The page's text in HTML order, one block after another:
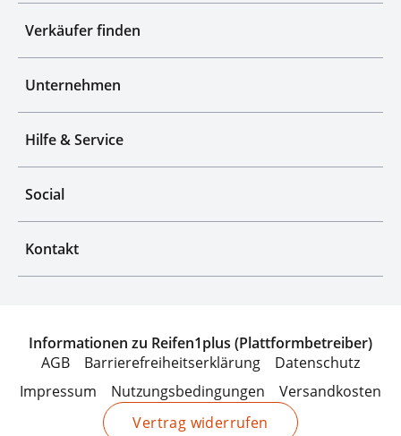
Verkäufer finden
Unternehmen
Hilfe & Service
Social
Kontakt
Informationen zu Reifen1plus (Plattformbetreiber)
AGB
Barrierefreiheitserklärung
Datenschutz
Impressum
Nutzungsbedingungen
Versandkosten
Vertrag widerrufen